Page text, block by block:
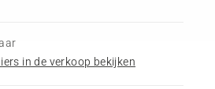
in de verkoop bekijken